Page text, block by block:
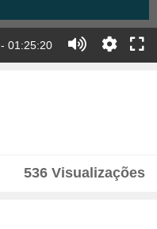
- 01:25:20
536 Visualizações